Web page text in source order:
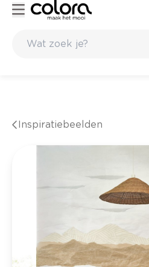
Inspiratiebeelden